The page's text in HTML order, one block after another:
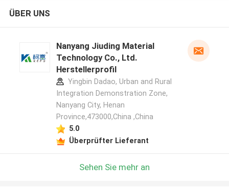
ÜBER UNS
Nanyang Jiuding Material
Technology Co., Ltd.
Herstellerprofil
Yingbin Dadao, Urban and Rural
Integration Demonstration Zone,
Nanyang City, Henan
Province,473000,China ,China
5.0
Überprüfter Lieferant
Sehen Sie mehr an